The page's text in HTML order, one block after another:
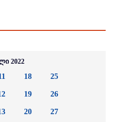
2022
18
19
20
25
26
27